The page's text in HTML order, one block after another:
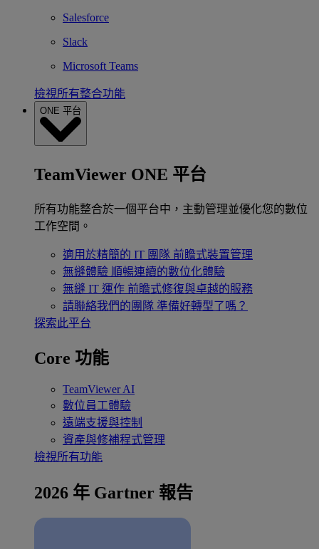
Salesforce
Slack
Microsoft Teams
檢視所有整合功能
ONE 平台
TeamViewer ONE 平台
所有功能整合於一個平台中，主動管理並優化您的數位
工作空間。
適用於精簡的 IT 團隊 前瞻式裝置管理
無縫體驗 順暢連續的數位化體驗
無縫 IT 運作 前瞻式修復與卓越的服務
請聯絡我們的團隊 準備好轉型了嗎？
探索此平台
Core 功能
TeamViewer AI
數位員工體驗
遠端支援與控制
資產與修補程式管理
檢視所有功能
2026 年 Gartner 報告